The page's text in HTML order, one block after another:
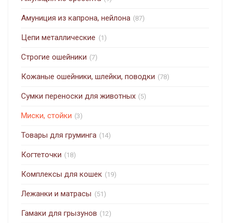
Амуниция из капрона, нейлона (87)
Цепи металлические (1)
Строгие ошейники (7)
Кожаные ошейники, шлейки, поводки (78)
Сумки переноски для животных (5)
Миски, стойки (3)
Товары для груминга (14)
Когтеточки (18)
Комплексы для кошек (19)
Лежанки и матрасы (51)
Гамаки для грызунов (12)